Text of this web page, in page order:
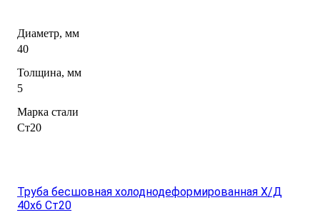
Диаметр, мм
40
Толщина, мм
5
Марка стали
Ст20
Труба бесшовная холоднодеформированная Х/Д
40х6 Ст20